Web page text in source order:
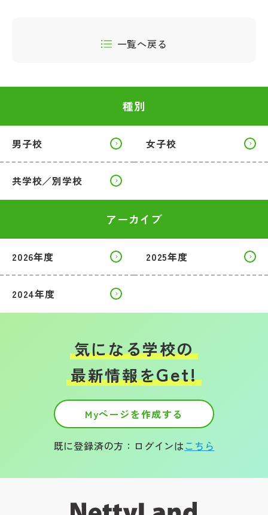
一覧へ戻る
種別
男子校 女子校
共学校／別学校
アーカイブ
2026年度 2025年度
2024年度
気になる学校の
最新情報をGet!
Myページを作成する
既に登録済の方：ログインはこちら